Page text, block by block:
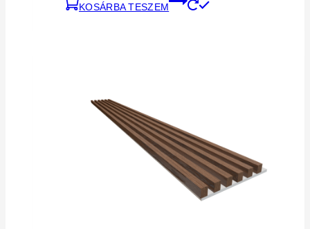
KOSÁRBA TESZEM